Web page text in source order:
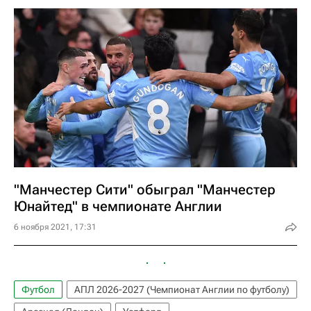
"Манчестер Сити" обыграл "Манчестер
Юнайтед" в чемпионате Англии
6 ноября 2021, 17:31
Футбол
АПЛ 2026-2027 (Чемпионат Англии по футболу)